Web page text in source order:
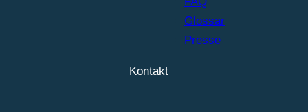
Glossar
Presse
Kontakt